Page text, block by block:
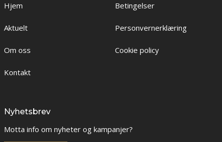
Hjem
Aktuelt
Om oss
Kontakt
Betingelser
Personvernerklæring
Cookie policy
Nyhetsbrev
Motta info om nyheter og kampanjer?